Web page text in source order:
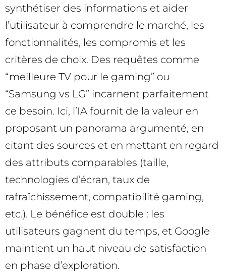
synthétiser des informations et aider
l’utilisateur à comprendre le marché, les
fonctionnalités, les compromis et les
critères de choix. Des requêtes comme
“meilleure TV pour le gaming” ou
“Samsung vs LG” incarnent parfaitement
ce besoin. Ici, l’IA fournit de la valeur en
proposant un panorama argumenté, en
citant des sources et en mettant en regard
des attributs comparables (taille,
technologies d’écran, taux de
rafraîchissement, compatibilité gaming,
etc.). Le bénéfice est double : les
utilisateurs gagnent du temps, et Google
maintient un haut niveau de satisfaction
en phase d’exploration.